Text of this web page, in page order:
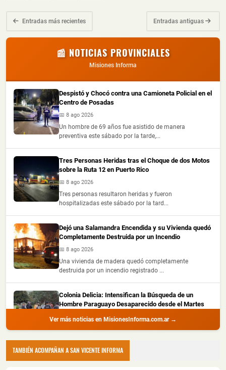
Entradas más recientes Entradas antiguas
📰 NOTICIAS PROVINCIALES
Misiones Informa
Despistó y Chocó contra una Camioneta Policial en el
Centro de Posadas
📅 8 ago 2026
Un hombre de 69 años fue asistido de manera
preventiva este sábado por la tarde,...
Tres Personas Heridas tras el Choque de dos Motos
sobre la Ruta 12 en Puerto Rico
📅 8 ago 2026
Tres personas resultaron heridas y fueron
hospitalizadas este sábado por la tard...
Dejó una Salamandra Encendida y su Vivienda quedó
Completamente Destruida por un Incendio
📅 8 ago 2026
Una vivienda de madera quedó completamente
destruida por un incendio registrado ...
Colonia Delicia: Intensifican la Búsqueda de un
Hombre Paraguayo Desaparecido desde el Martes
📅 8 ago 2026
La Policía de Misiones lleva adelante un amplio
Choque Entre dos Autos en Oberá dejó Daños
Ver más noticias en MisionesInforma.com.ar →
TAMBIÉN ACOMPAÑAN A SAN VICENTE INFORMA